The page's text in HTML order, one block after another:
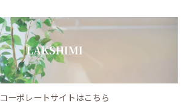
LAKSHIMI
コーポレートサイトはこちら